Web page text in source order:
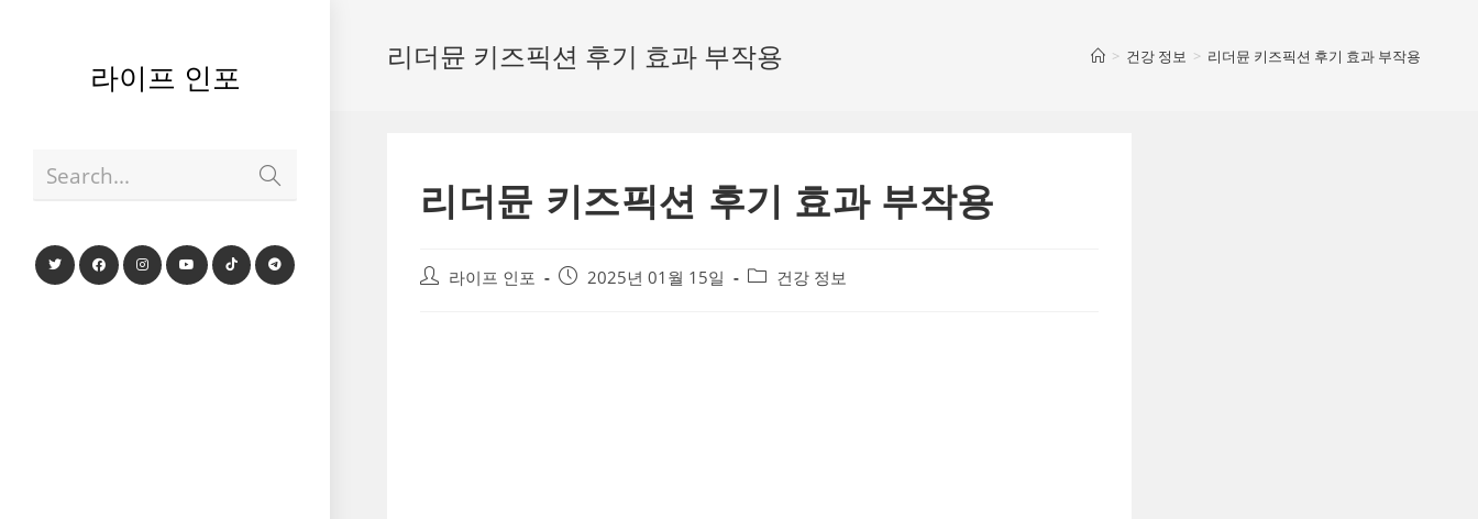
라이프 인포
Search... search
리더뮨 키즈픽션 후기 효과 부작용 > 건강 정보 > 리더뮨 키즈픽션 후기 효과 부작용
리더뮨 키즈픽션 후기 효과 부작용
Post라이프 인포
Post2025년 01월 15일
Post건강 정보